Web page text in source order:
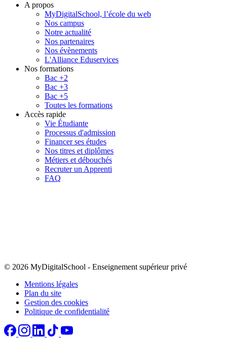
A propos
MyDigitalSchool, l’école du web
Nos campus
Notre actualité
Nos partenaires
Nos évènements
L'Alliance Eduservices
Nos formations
Bac +2
Bac +3
Bac +5
Toutes les formations
Accès rapide
Vie Étudiante
Processus d'admission
Financer ses études
Nos titres et diplômes
Métiers et débouchés
Recruter un Apprenti
FAQ
© 2026 MyDigitalSchool - Enseignement supérieur privé
Mentions légales
Plan du site
Gestion des cookies
Politique de confidentialité